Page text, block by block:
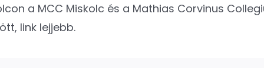
a MCC Miskolc és a Mathias Corvinus
link lejjebb.